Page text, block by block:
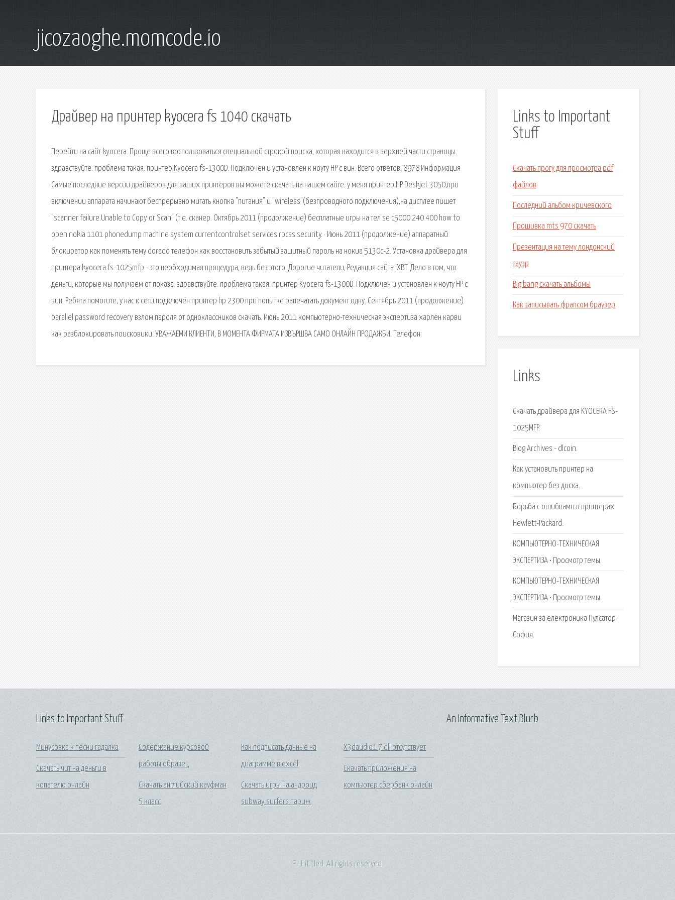
jicozaoghe.momcode.io
Драйвер на принтер kyocera fs 1040 скачать
Перейти на сайт kyocera. Проще всего воспользоваться специальной строкой поиска, которая находится в верхней части страницы.
здравствуйте. проблема такая. принтер Kyocera fs-1300D. Подключен и установлен к ноуту НР с вин. Всего ответов: 8978 Информация
Самые последние версии драйверов для ваших принтеров вы можете скачать на нашем сайте. у меня принтер HP Deskjet 3050,при
включении аппарата начинают беспрерывно мигать кнопка "питания" и "wireless"(безпроводного подключения),на дисплее пишет
"scanner failure.Unable to Copy or Scan" (т.е. сканер. Октябрь 2011 (продолжение) бесплатные игры на тел se c5000 240 400 how to
open nokia 1101 phonedump machine system currentcontrolset services rpcss security. · Июнь 2011 (продолжение) аппаратный
блокиратор как поменять тему dorado телефон как восстановить забытый защитный пароль на нокиа 5130с-2. Установка драйвера для
принтера kyocera fs-1025mfp - это необходимая процедура, ведь без этого. Дорогие читатели, Редакция сайта iXBT. Дело в том, что
деньги, которые мы получаем от показа. здравствуйте. проблема такая. принтер Kyocera fs-1300D. Подключен и установлен к ноуту НР с
вин. Ребята помогите, у нас к сети подключён принтер hp 2300 при попытке рапечатать документ одну. Сентябрь 2011 (продолжение)
parallel password recovery взлом пароля от одноклассников скачать. Июнь 2011 компьютерно-техническая экспертиза харлен карви
как разблокировать поисковики. УВАЖАЕМИ КЛИЕНТИ, В МОМЕНТА ФИРМАТА ИЗВЪРШВА САМО ОНЛАЙН ПРОДАЖБИ. Телефон:
Links to Important
Stuff
Скачать прогу для просмотра pdf
файлов
Последний альбом кричевского
Прошивка mts 970 скачать
Презентация на тему лондонский
тауэр
Big bang скачать альбомы
Как записывать фрапсом браузер
Links
Скачать драйвера для KYOCERA FS-
1025MFP.
Blog Archives - dlcoin.
Как установить принтер на
компьютер без диска.
Борьба с ошибками в принтерах
Hewlett-Packard.
КОМПЬЮТЕРНО-ТЕХНИЧЕСКАЯ
ЭКСПЕРТИЗА • Просмотр темы.
КОМПЬЮТЕРНО-ТЕХНИЧЕСКАЯ
ЭКСПЕРТИЗА • Просмотр темы.
Магазин за електроника Пулсатор
София.
Links to Important Stuff
Минусовка к песни гадалка
Скачать чит на деньги в
копателю онлайн
Содержание курсовой
работы образец
Скачать английский кауфман
5 класс
Как подписать данные на
диаграмме в excel
Скачать игры на андроид
subway surfers париж
X3daudio1 7 dll отсутствует
Скачать приложения на
компьютер сбербанк онлайн
An Informative Text Blurb
© Untitled. All rights reserved.